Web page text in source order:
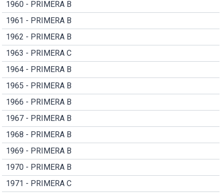
1960 - PRIMERA B
1961 - PRIMERA B
1962 - PRIMERA B
1963 - PRIMERA C
1964 - PRIMERA B
1965 - PRIMERA B
1966 - PRIMERA B
1967 - PRIMERA B
1968 - PRIMERA B
1969 - PRIMERA B
1970 - PRIMERA B
1971 - PRIMERA C